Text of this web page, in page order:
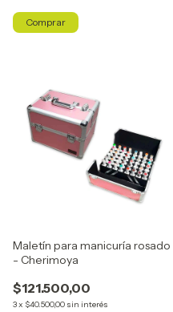
Maletín para manicuría rosado
- Cherimoya
$121.500,00
3x $40.500,00 sin interés